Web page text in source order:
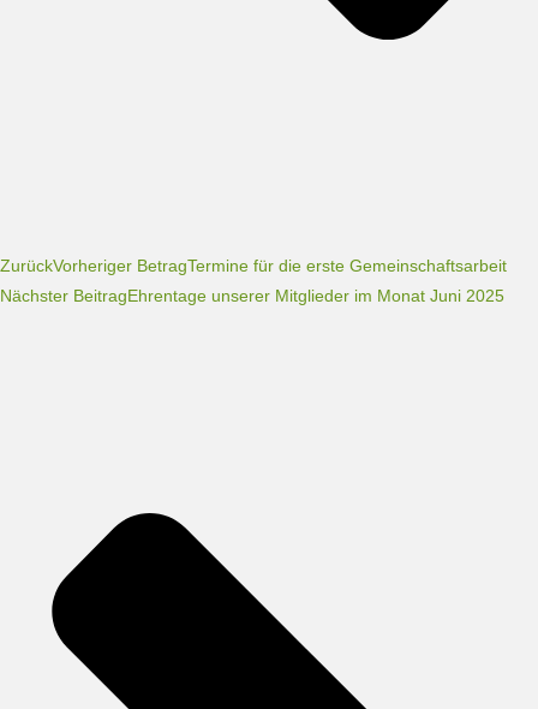
ZurückVorheriger BetragTermine für die erste Gemeinschaftsarbeit
Nächster Beitrag Ehrentage unserer Mitglieder im Monat Juni 2025